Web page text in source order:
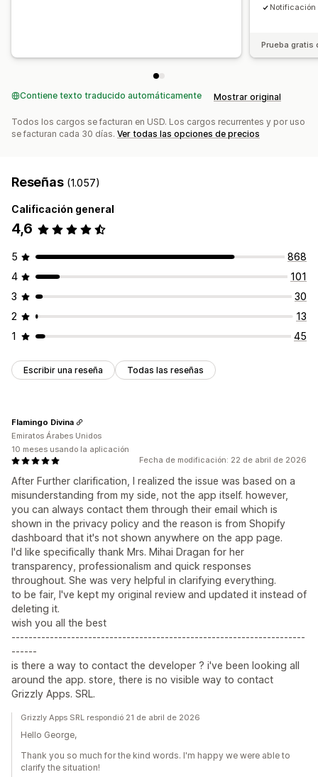
Notificación
Prueba gratis
Contiene texto traducido automáticamente Mostrar original
Todos los cargos se facturan en USD. Los cargos recurrentes y por uso
se facturan cada 30 días. Ver todas las opciones de precios
Reseñas (1.057)
Calificación general
4,6
5
868
4
101
3
30
2
13
1
45
Escribir una reseña Todas las reseñas
Fecha de modificación: 22 de abril de 2026
After Further clarification, I realized the issue was based on a
misunderstanding from my side, not the app itself. however,
you can always contact them through their email which is
shown in the privacy policy and the reason is from Shopify
dashboard that it's not shown anywhere on the app page.
I'd like specifically thank Mrs. Mihai Dragan for her
transparency, professionalism and quick responses
throughout. She was very helpful in clarifying everything.
to be fair, I've kept my original review and updated it instead of
deleting it.
wish you all the best
---------------------------------------------------------------------
------
is there a way to contact the developer ? i've been looking all
around the app. store, there is no visible way to contact
Grizzly Apps. SRL.
Flamingo Divina
Emiratos Árabes Unidos
10 meses usando la aplicación
Grizzly Apps SRL respondió 21 de abril de 2026
Hello George,
Thank you so much for the kind words. I'm happy we were able to
clarify the situation!